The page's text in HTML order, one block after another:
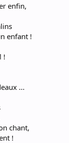
enfin,
enfant !
!
...
chant,
!